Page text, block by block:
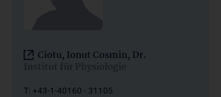
Ciotu, Ionut Cosmin, Dr.
Institut für Physiologie
T: +43-1-40160 - 31105